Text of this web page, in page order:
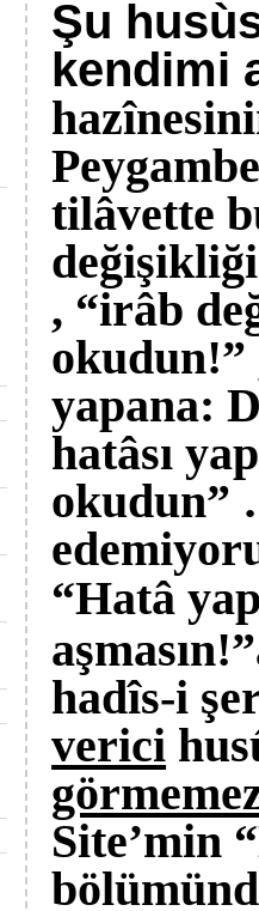
Şu
kendimi
tilâvette
, “irâb
okudun!”
yapana:
hatâsı
okudun”
“Hatâ
hadîs-i
verici
Site’min